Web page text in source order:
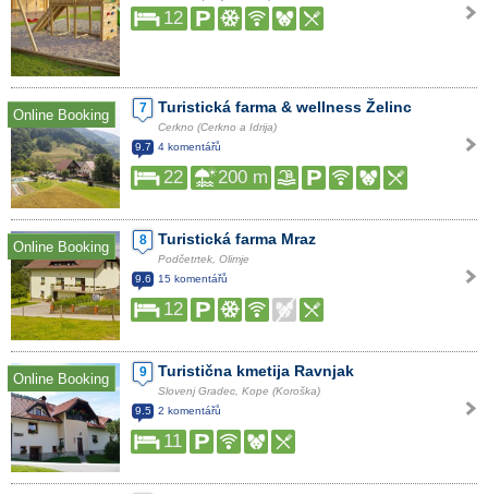
12
Online Booking 7 Turistická farma & wellness Želinc
Cerkno (Cerkno a Idrija)
9.7
4 komentářů
22 200 m
Online Booking 8 Turistická farma Mraz
Podčetrtek, Olimje
9.6
15 komentářů
12
Online Booking 9 Turistična kmetija Ravnjak
Slovenj Gradec, Kope (Koroška)
9.5
2 komentářů
11